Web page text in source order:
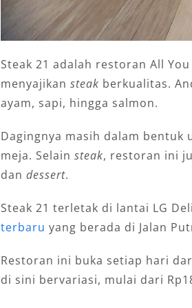
Steak 21 adalah restoran All
menyajikan steak berkualitas.
ayam, sapi, hingga salmon.
Dagingnya masih dalam bentuk
meja. Selain steak, restoran ini
dan dessert.
Steak 21 terletak di lantai LG
terbaru yang berada di Jalan
Restoran ini buka setiap hari
di sini bervariasi, mulai dari